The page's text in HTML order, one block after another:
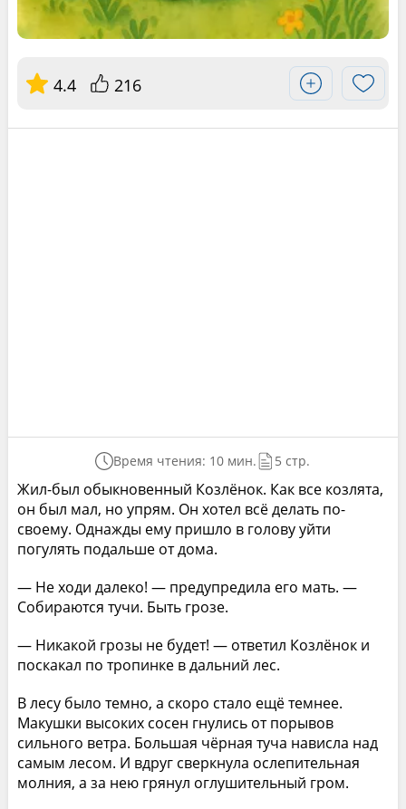
4.4 216
Время чтения: 10 мин. 5 стр.
Жил-был обыкновенный Козлёнок. Как все козлята,
он был мал, но упрям. Он хотел всё делать по-
своему. Однажды ему пришло в голову уйти
погулять подальше от дома.
— Не ходи далеко! — предупредила его мать. —
Собираются тучи. Быть грозе.
— Никакой грозы не будет! — ответил Козлёнок и
поскакал по тропинке в дальний лес.
В лесу было темно, а скоро стало ещё темнее.
Макушки высоких сосен гнулись от порывов
сильного ветра. Большая чёрная туча нависла над
самым лесом. И вдруг сверкнула ослепительная
молния, а за нею грянул оглушительный гром.